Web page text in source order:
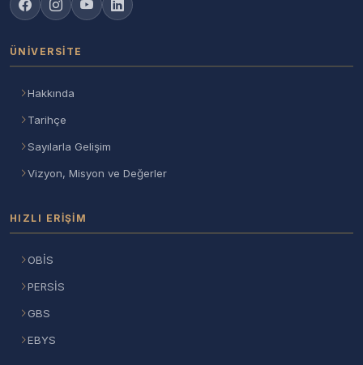
ÜNIVERSITE
Hakkında
Tarihçe
Sayılarla Gelişim
Vizyon, Misyon ve Değerler
HIZLI ERIŞIM
OBİS
PERSİS
GBS
EBYS